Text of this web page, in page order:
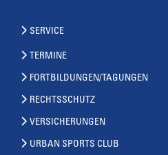
SERVICE
TERMINE
FORTBILDUNGEN/TAGUNGEN
RECHTSSCHUTZ
VERSICHERUNGEN
URBAN SPORTS CLUB